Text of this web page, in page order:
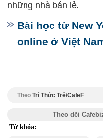
những nhà bán lẻ.
Bài học từ New
online ở Việt
Theo Trí Thức Trẻ/CafeF
Theo dõi
Từ khóa: